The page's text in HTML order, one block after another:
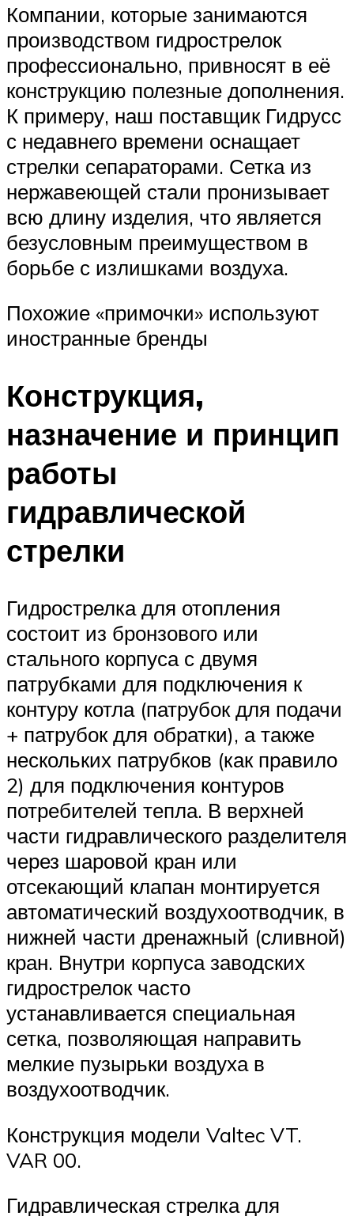
Компании, которые занимаются
производством гидрострелок
профессионально, привносят в её
конструкцию полезные дополнения.
К примеру, наш поставщик Гидрусс
с недавнего времени оснащает
стрелки сепараторами. Сетка из
нержавеющей стали пронизывает
всю длину изделия, что является
безусловным преимуществом в
борьбе с излишками воздуха.
Похожие «примочки» используют
иностранные бренды
Конструкция,
назначение и принцип
работы
гидравлической
стрелки
Гидрострелка для отопления
состоит из бронзового или
стального корпуса с двумя
патрубками для подключения к
контуру котла (патрубок для подачи
+ патрубок для обратки), а также
нескольких патрубков (как правило
2) для подключения контуров
потребителей тепла. В верхней
части гидравлического разделителя
через шаровой кран или
отсекающий клапан монтируется
автоматический воздухоотводчик, в
нижней части дренажный (сливной)
кран. Внутри корпуса заводских
гидрострелок часто
устанавливается специальная
сетка, позволяющая направить
мелкие пузырьки воздуха в
воздухоотводчик.
Конструкция модели Valtec VT.
VAR 00.
Гидравлическая стрелка для